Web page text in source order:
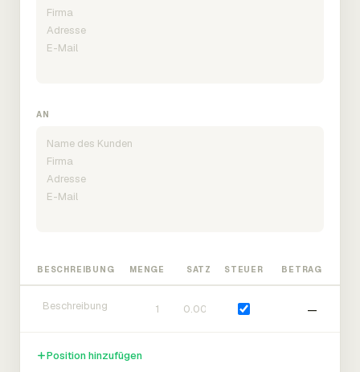
AN
BESCHREIBUNG MENGE SATZ STEUER BETRAG
—
Position hinzufügen